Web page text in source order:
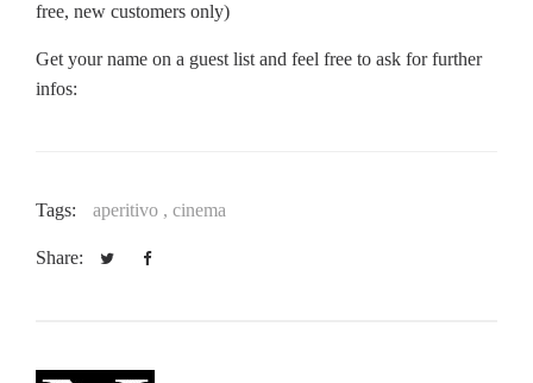
free, new customers only)
Get your name on a guest list and feel free to ask for further
infos:
Tags: aperitivo , cinema
Share: